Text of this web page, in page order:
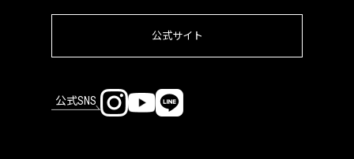
公式サイト
公式SNS